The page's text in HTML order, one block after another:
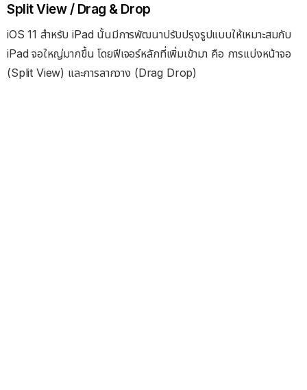
Split View / Drag & Drop
iOS 11 สำหรับ iPad นั้นมีการพัฒนาปรับปรุงรูปแบบให้เหมาะสมกับ
iPad จอใหญ่มากขึ้น โดยฟีเจอร์หลักที่เพิ่มเข้ามา คือ การแบ่งหน้าจอ
(Split View) และการลากวาง (Drag Drop)